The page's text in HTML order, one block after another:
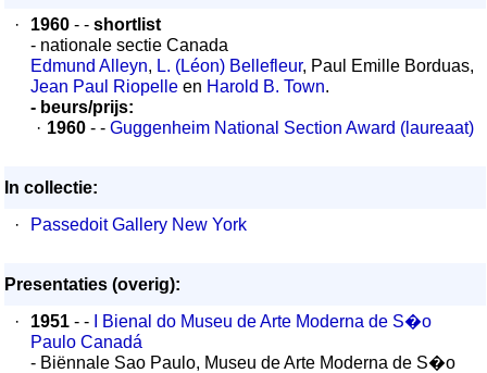
·
1960 - - shortlist
- nationale sectie Canada
Edmund Alleyn, L. (Léon) Bellefleur, Paul Emille Borduas,
Jean Paul Riopelle en Harold B. Town.
- beurs/prijs:
· 1960 - - Guggenheim National Section Award (laureaat)
In collectie:
·
Passedoit Gallery New York
Presentaties (overig):
·
1951 - -
I Bienal do Museu de Arte Moderna de S�o
Paulo Canadá
- Biënnale Sao Paulo, Museu de Arte Moderna de S�o